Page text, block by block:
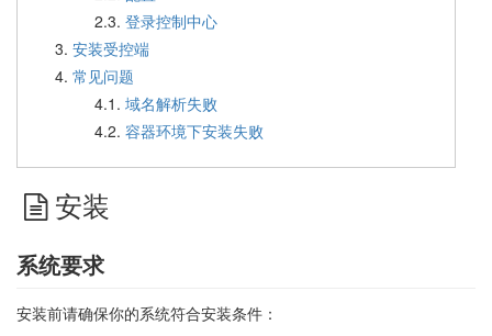
2.3. 登录控制中心
安装受控端
常见问题
4.1. 域名解析失败
4.2. 容器环境下安装失败
安装
系统要求
安装前请确保你的系统符合安装条件：